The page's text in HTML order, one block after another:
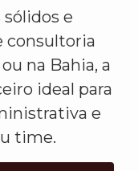
e
consultoria
na Bahia, a
ideal para
e
time.